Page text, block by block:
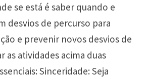
se está é saber quando e
desvios de percurso para
e prevenir novos desvios de
as atividades acima duas
Sinceridade: Seja